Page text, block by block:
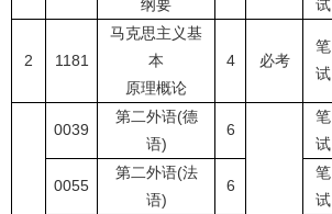
纲要
试
2 1181
马克思主义基
本
原理概论
4 必考
笔
试
0039
第二外语(德
语)
6
笔
试
0055
第二外语(法
语)
6
笔
试